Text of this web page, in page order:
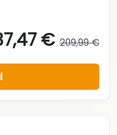
€ 209,99 €